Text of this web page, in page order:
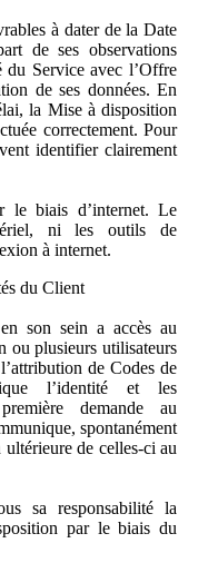
à dater de la Date
de ses observations
du Service avec l’Offre
de ses données. En
la Mise à disposition
correctement. Pour
identifier clairement
le biais d’internet. Le
ni les outils de
à internet.
du Client
son sein a accès au
ou plusieurs utilisateurs
de Codes de
l’identité et les
demande au
spontanément
de celles-ci au
sa responsabilité la
par le biais du